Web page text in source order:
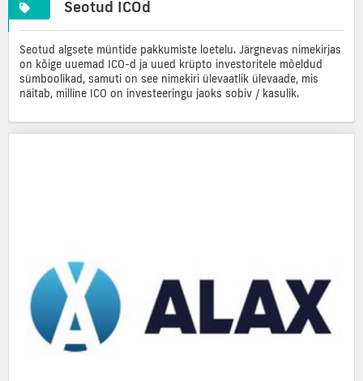
Seotud ICOd
Seotud algsete müntide pakkumiste loetelu. Järgnevas nimekirjas
on kõige uuemad ICO-d ja uued krüpto investoritele mõeldud
sümboolikad, samuti on see nimekiri ülevaatlik ülevaade, mis
näitab, milline ICO on investeeringu jaoks sobiv / kasulik.